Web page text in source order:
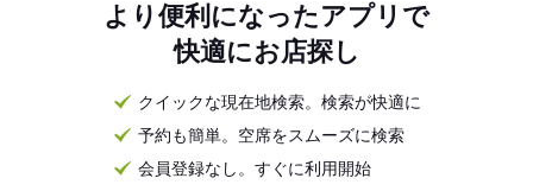
より便利になったアプリで
快適にお店探し
クイックな現在地検索。検索が快適に
予約も簡単。空席をスムーズに検索
会員登録なし。すぐに利用開始